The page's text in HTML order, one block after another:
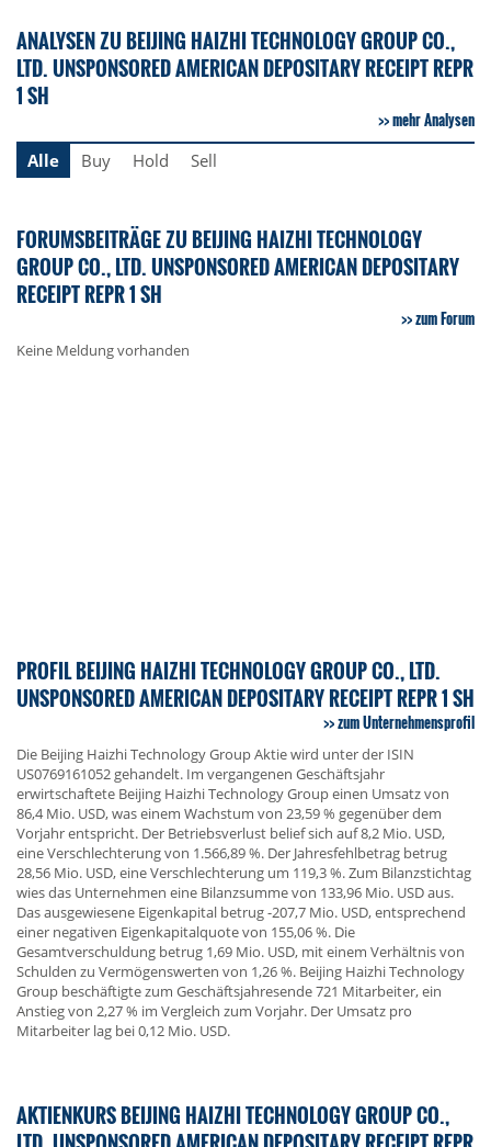
ANALYSEN ZU BEIJING HAIZHI TECHNOLOGY GROUP CO.,
LTD. UNSPONSORED AMERICAN DEPOSITARY RECEIPT REPR
1 SH
mehr Analysen
Alle
Buy Hold Sell
FORUMSBEITRÄGE ZU BEIJING HAIZHI TECHNOLOGY
GROUP CO., LTD. UNSPONSORED AMERICAN DEPOSITARY
RECEIPT REPR 1 SH
zum Forum
Keine Meldung vorhanden
PROFIL BEIJING HAIZHI TECHNOLOGY GROUP CO., LTD.
UNSPONSORED AMERICAN DEPOSITARY RECEIPT REPR 1 SH
zum Unternehmensprofil
Die Beijing Haizhi Technology Group Aktie wird unter der ISIN
US0769161052 gehandelt. Im vergangenen Geschäftsjahr
erwirtschaftete Beijing Haizhi Technology Group einen Umsatz von
86,4 Mio. USD, was einem Wachstum von 23,59 % gegenüber dem
Vorjahr entspricht. Der Betriebsverlust belief sich auf 8,2 Mio. USD,
eine Verschlechterung von 1.566,89 %. Der Jahresfehlbetrag betrug
28,56 Mio. USD, eine Verschlechterung um 119,3 %. Zum Bilanzstichtag
wies das Unternehmen eine Bilanzsumme von 133,96 Mio. USD aus.
Das ausgewiesene Eigenkapital betrug -207,7 Mio. USD, entsprechend
einer negativen Eigenkapitalquote von 155,06 %. Die
Gesamtverschuldung betrug 1,69 Mio. USD, mit einem Verhältnis von
Schulden zu Vermögenswerten von 1,26 %. Beijing Haizhi Technology
Group beschäftigte zum Geschäftsjahresende 721 Mitarbeiter, ein
Anstieg von 2,27 % im Vergleich zum Vorjahr. Der Umsatz pro
Mitarbeiter lag bei 0,12 Mio. USD.
AKTIENKURS BEIJING HAIZHI TECHNOLOGY GROUP CO.,